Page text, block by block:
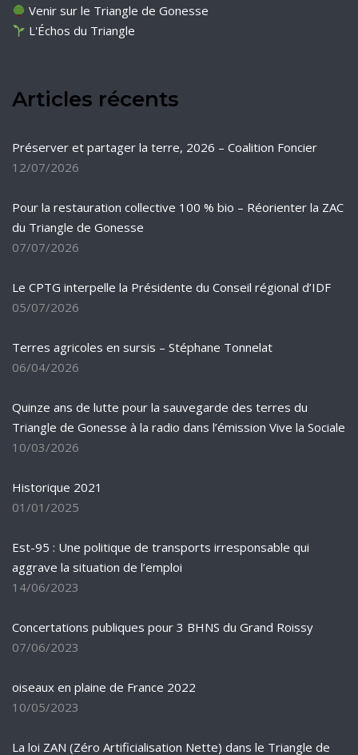
Venir sur le Triangle de Gonesse
L'Échos du Triangle
Articles récents
Préserver et partager la terre, 2026 – Coalition Foncier
12/07/2026
Pour la restauration collective 100 % bio – Réorienter la ZAC
du Triangle de Gonesse
07/07/2026
Le CPTG interpelle la Présidente du Conseil régional d’IDF
05/07/2026
Terres agricoles en sursis – Stéphane Tonnelat
06/04/2026
Quinze ans de lutte pour la sauvegarde des terres du
Triangle de Gonesse à la radio dans l’émission Vive la Sociale
10/03/2026
Historique 2021
01/01/2025
Est-95 : Une politique de transports irresponsable qui
aggrave la situation de l’emploi
14/06/2023
Concertations publiques pour 3 BHNS du Grand Roissy
07/06/2023
oiseaux en plaine de France 2022
10/05/2023
La loi ZAN (Zéro Artificialisation Nette) dans le Triangle de